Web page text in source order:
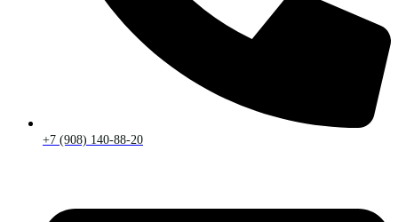
+7 (908) 140-88-20